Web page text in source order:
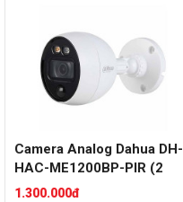
Camera Analog Dahua DH-
HAC-ME1200BP-PIR (2
MP)
1.300.000đ